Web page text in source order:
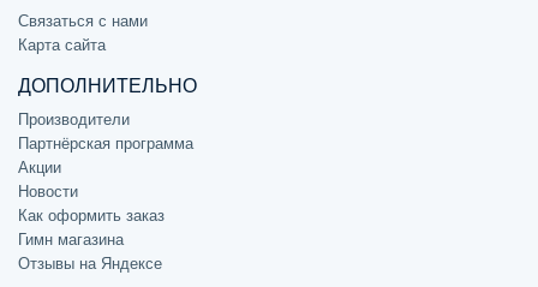
Связаться с нами
Карта сайта
ДОПОЛНИТЕЛЬНО
Производители
Партнёрская программа
Акции
Новости
Как оформить заказ
Гимн магазина
Отзывы на Яндексе